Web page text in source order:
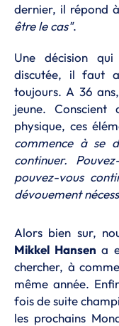
dernier, il répond à
être le cas".
Une décision
discutée, il faut
toujours. A 36
jeune.
physique, ces
commence à se
continuer.
pouvez-vous
dévouement
Alors bien sur,
Mikkel Hansen a
chercher, à
même année.
fois de suite
les prochains